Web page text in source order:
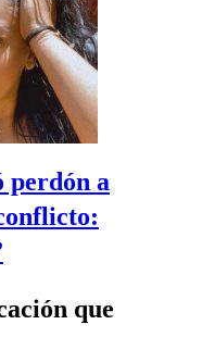
perdón a
que